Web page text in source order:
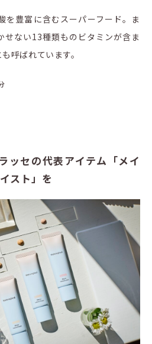
を豊富に含むスーパーフード。ま
せない13種類ものビタミンが含ま
呼ばれています。
ッセの代表アイテム「メイ
スト」を